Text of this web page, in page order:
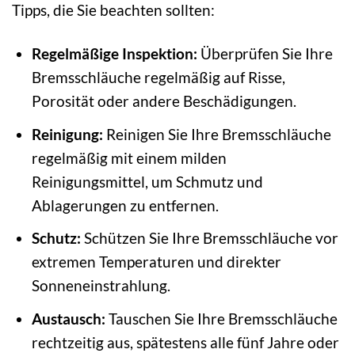
Tipps, die Sie beachten sollten:
Regelmäßige Inspektion: Überprüfen Sie Ihre
Bremsschläuche regelmäßig auf Risse,
Porosität oder andere Beschädigungen.
Reinigung: Reinigen Sie Ihre Bremsschläuche
regelmäßig mit einem milden
Reinigungsmittel, um Schmutz und
Ablagerungen zu entfernen.
Schutz: Schützen Sie Ihre Bremsschläuche vor
extremen Temperaturen und direkter
Sonneneinstrahlung.
Austausch: Tauschen Sie Ihre Bremsschläuche
rechtzeitig aus, spätestens alle fünf Jahre oder